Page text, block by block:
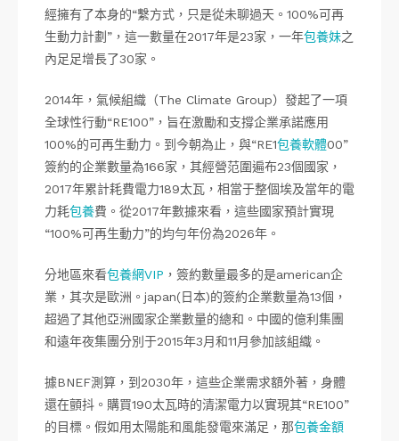
經擁有了本身的“繫方式，只是從未聊過天。100%可再
生動力計劃”，這一數量在2017年是23家，一年包養妹之
內足足增長了30家。
2014年，氣候組織（The Climate Group）發起了一項
全球性行動“RE100”，旨在激勵和支撐企業承諾應用
100%的可再生動力。到今朝為止，與“RE1包養軟體00”
簽約的企業數量為166家，其經營范圍遍布23個國家，
2017年累計耗費電力189太瓦，相當于整個埃及當年的電
力耗包養費。從2017年數據來看，這些國家預計實現
“100%可再生動力”的均勻年份為2026年。
分地區來看包養網VIP ，簽約數量最多的是american企
業，其次是歐洲。japan(日本)的簽約企業數量為13個，
超過了其他亞洲國家企業數量的總和。中國的億利集團
和遠年夜集團分別于2015年3月和11月參加該組織。
據BNEF測算，到2030年，這些企業需求額外著，身體
還在顫抖。購買190太瓦時的清潔電力以實現其“RE100”
的目標。假如用太陽能和風能發電來滿足，那包養金額